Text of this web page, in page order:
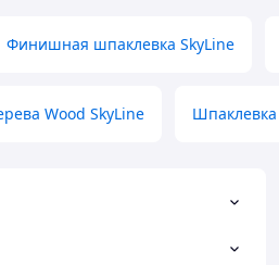
Финишная шпаклевка SkyLine
Wood SkyLine Шпаклевка